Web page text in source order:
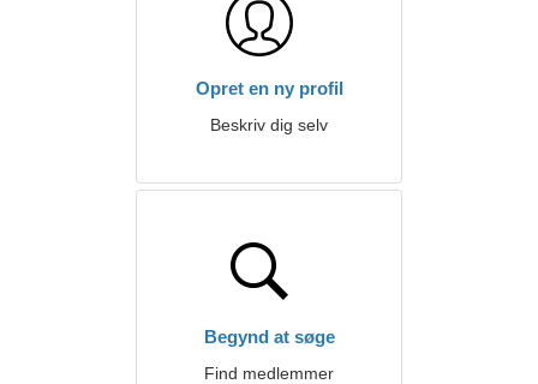
Opret en ny profil
Beskriv dig selv
Begynd at søge
Find medlemmer